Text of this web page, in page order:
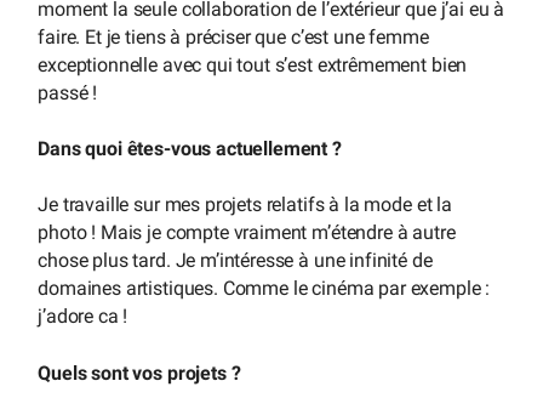
moment la seule collaboration de l’extérieur que j’ai eu à
faire. Et je tiens à préciser que c’est une femme
exceptionnelle avec qui tout s’est extrêmement bien
passé !
Dans quoi êtes-vous actuellement ?
Je travaille sur mes projets relatifs à la mode et la
photo ! Mais je compte vraiment m’étendre à autre
chose plus tard. Je m’intéresse à une infinité de
domaines artistiques. Comme le cinéma par exemple :
j’adore ca !
Quels sont vos projets ?